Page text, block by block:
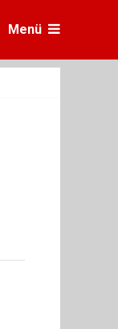
Menü